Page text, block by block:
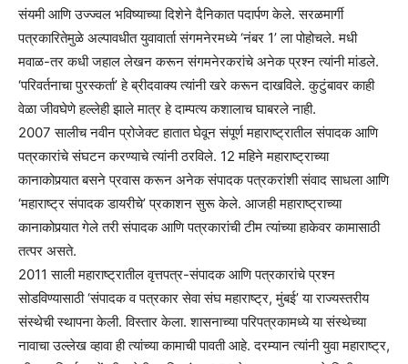
संयमी आणि उज्ज्वल भविष्याच्या दिशेने दैनिकात पदार्पण केले. सरळमार्गी
पत्रकारितेमुळे अल्पावधीत युवावार्ता संगमनेरमध्ये ‘नंबर 1’ ला पोहोचले. मधी
मवाळ-तर कधी जहाल लेखन करून संगमनेरकरांचे अनेक प्रश्‍न त्यांनी मांडले.
‘परिवर्तनाचा पुरस्कर्ता’ हे ब्रीदवाक्य त्यांनी खरे करून दाखविले. कुटुंबावर काही
वेळा जीवघेणे हल्लेही झाले मात्र हे दाम्पत्य कशालाच घाबरले नाही.
2007 सालीच नवीन प्रोजेक्ट हातात घेवून संपूर्ण महाराष्ट्रातील संपादक आणि
पत्रकारांचे संघटन करण्याचे त्यांनी ठरविले. 12 महिने महाराष्ट्राच्या
कानाकोपर्‍यात बसने प्रवास करून अनेक संपादक पत्रकरांशी संवाद साधला आणि
‘महाराष्ट्र संपादक डायरीचे’ प्रकाशन सुरू केले. आजही महाराष्ट्राच्या
कानाकोपर्‍यात गेले तरी संपादक आणि पत्रकारांची टीम त्यांच्या हाकेवर कामासाठी
तत्पर असते.
2011 साली महाराष्ट्रातील वृत्तपत्र-संपादक आणि पत्रकारांचे प्रश्‍न
सोडविण्यासाठी ‘संपादक व पत्रकार सेवा संघ महाराष्ट्र, मुंबई’ या राज्यस्तरीय
संस्थेची स्थापना केली. विस्तार केला. शासनाच्या परिपत्रकामध्ये या संस्थेच्या
नावाचा उल्लेख व्हावा ही त्यांच्या कामाची पावती आहे. दरम्यान त्यांनी युवा महाराष्ट्र,